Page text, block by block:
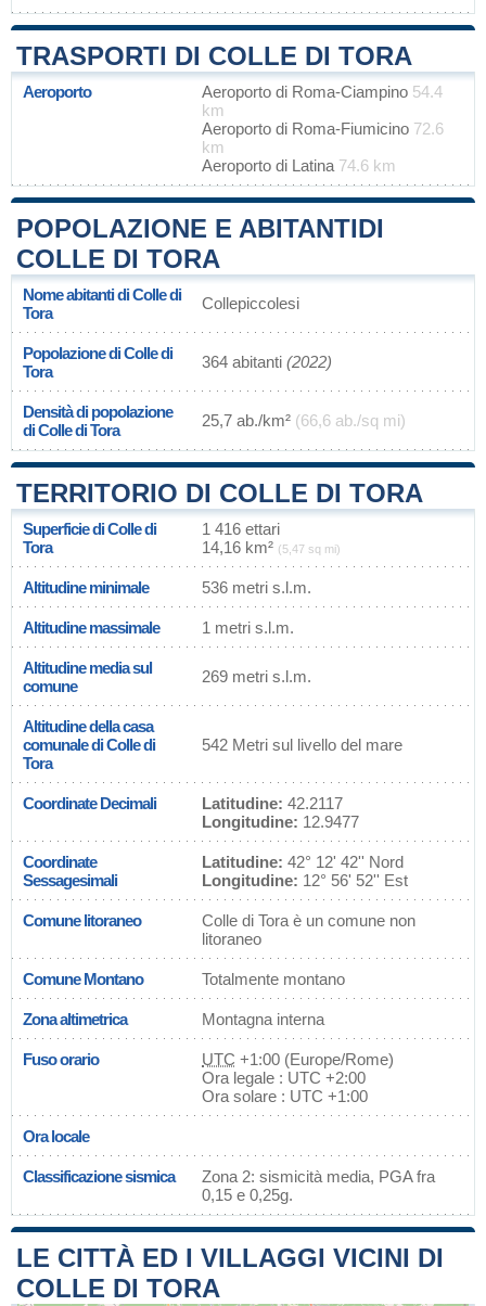
TRASPORTI DI COLLE DI TORA
Aeroporto Aeroporto di Roma-Ciampino 54.4
km
Aeroporto di Roma-Fiumicino 72.6
km
Aeroporto di Latina 74.6 km
POPOLAZIONE E ABITANTIDI
COLLE DI TORA
Nome abitanti di Colle di
Tora
Collepiccolesi
Popolazione di Colle di
Tora
364 abitanti (2022)
Densità di popolazione
di Colle di Tora
25,7 ab./km² (66,6 ab./sq mi)
TERRITORIO DI COLLE DI TORA
Superficie di Colle di
Tora
1 416 ettari
14,16 km² (5,47 sq mi)
Altitudine minimale 536 metri s.l.m.
Altitudine massimale 1 metri s.l.m.
Altitudine media sul
comune
269 metri s.l.m.
Altitudine della casa
comunale di Colle di
Tora
542 Metri sul livello del mare
Coordinate Decimali Latitudine: 42.2117
Longitudine: 12.9477
Coordinate
Sessagesimali
Latitudine: 42° 12' 42'' Nord
Longitudine: 12° 56' 52'' Est
Comune litoraneo
Colle di Tora è un comune non
litoraneo
Comune Montano Totalmente montano
Zona altimetrica Montagna interna
Fuso orario UTC +1:00 (Europe/Rome)
Ora legale : UTC +2:00
Ora solare : UTC +1:00
Ora locale
Classificazione sismica
Zona 2: sismicità media, PGA fra
0,15 e 0,25g.
LE CITTÀ ED I VILLAGGI VICINI DI
COLLE DI TORA